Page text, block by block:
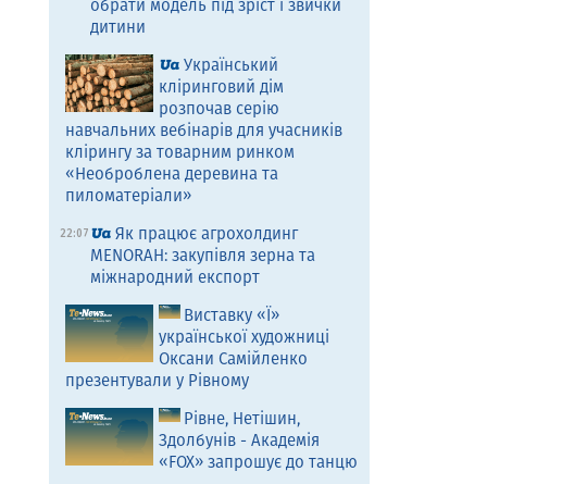
обрати модель під зріст і звички
дитини
Український
кліринговий дім
розпочав серію
навчальних вебінарів для учасників
клірингу за товарним ринком
«Необроблена деревина та
пиломатеріали»
22:07
Як працює агрохолдинг
MENORAH: закупівля зерна та
міжнародний експорт
Виставку «Ї»
української художниці
Оксани Самійленко
презентували у Рівному
Рівне, Нетішин,
Здолбунів - Академія
«FOX» запрошує до танцю